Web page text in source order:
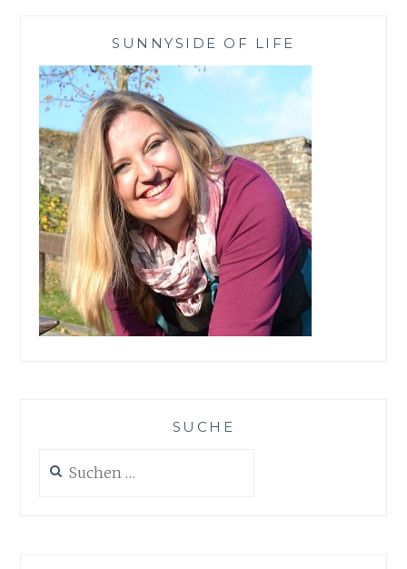
SUNNYSIDE OF LIFE
SUCHE
nach: